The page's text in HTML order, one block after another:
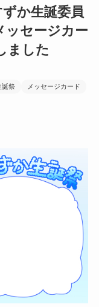
か生誕委員
セージカー
ました
誕祭 メッセージカード